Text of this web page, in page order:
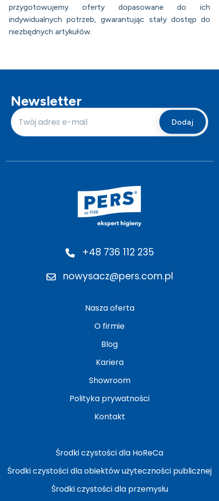
przygotowujemy oferty dopasowane do ich
indywidualnych potrzeb, gwarantując stały dostęp do
niezbędnych artykułów.
Newsletter
+48 736 112 235
nowysacz@pers.com.pl
Nasza oferta
O firmie
Blog
Kariera
Showroom
Polityka prywatności
Kontakt
Środki czystości dla HoReCa
Środki czystości dla obiektów użyteczności publicznej
Środki czystości dla przemysłu